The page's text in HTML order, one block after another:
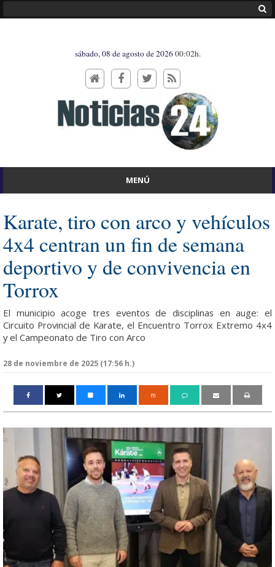
sábado, 08 de agosto de 202600:02h.
MENÚ
Karate, tiro con arco y vehículos
4x4 centran un fin de semana
deportivo y de convivencia en
Torrox
El municipio acoge tres eventos de disciplinas en auge: el
Circuito Provincial de Karate, el Encuentro Torrox Extremo 4x4
y el Campeonato de Tiro con Arco
28 de noviembre de 2025 (17:56 h.)
m